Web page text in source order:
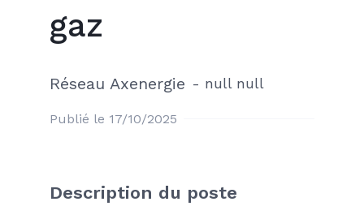
gaz
Réseau Axenergie - null null
Publié le 17/10/2025
Description du poste